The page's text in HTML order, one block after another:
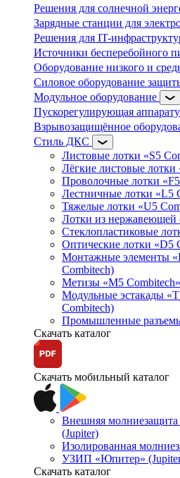
Решения для солнечной
Зарядные станции для
Решения для IT-
Источники бесперебойного
Оборудование низкого и
Силовое оборудование
Модульное оборудование
Пускорегулирующая
Взрывозащищённое
Стиль ДКС
Листовые лотки «S5
Лёгкие листовые лотки
Проволочные лотки
Лестничные лотки «L5
Тяжелые лотки «U5
Лотки из нержавеющей
Стеклопластиковые
Оптические лотки «D5
Монтажные элементы
Combitech)
Метизы «M5 Combitech»
Модульные эстакады
Combitech)
Промышленные
Скачать каталог
Скачать мобильный каталог
Внешняя
(Jupiter)
Изолированная
УЗИП «Юпитер»
Скачать каталог